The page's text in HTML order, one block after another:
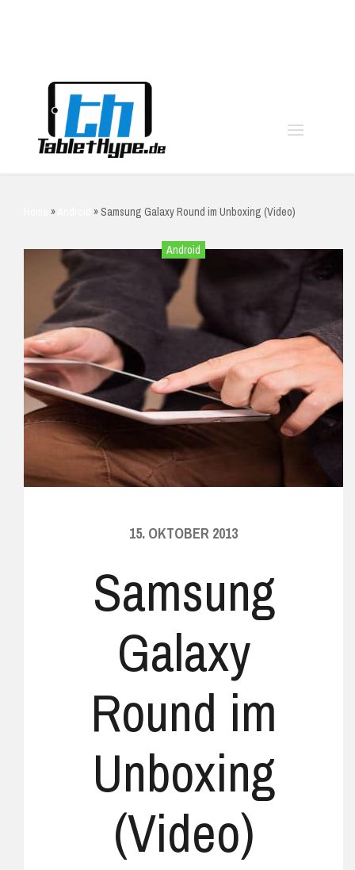
» » Samsung Galaxy Round im Unboxing (Video)
Android
15. OKTOBER 2013
Samsung
Galaxy
Round im
Unboxing
(Video)